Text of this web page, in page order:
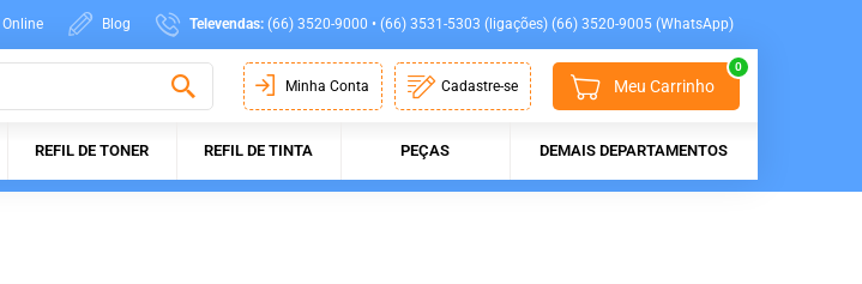
Online Blog Televendas: (66) 3520-9000 • (66) 3531-5303 (ligações) (66) 3520-9005 (WhatsApp)
Minha Conta Cadastre-se Meu Carrinho
0
REFIL DE TONER REFIL DE TINTA PEÇAS DEMAIS DEPARTAMENTOS